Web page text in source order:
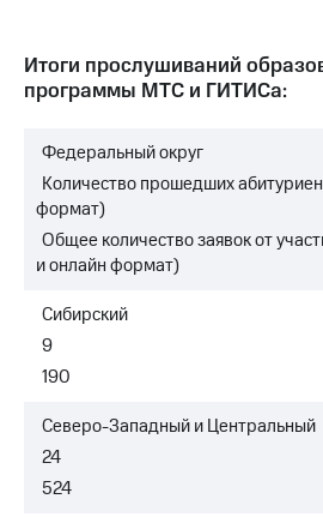
капитал
Контроль
Рынок
акций
Программа
приобретения
выкупа
Итоги прослушиваний
программы МТС и ГИТИСа:
Федеральный округ
Количество прошедших
формат)
Общее количество заявок от
и онлайн формат)
Сибирский
9
190
Северо-Западный и Центральный
24
524